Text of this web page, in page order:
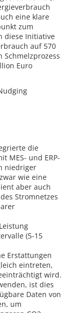
eine klare
zum
diese Initiative
auf 570
Schmelzprozess
Euro
die
MES- und ERP-
niedriger
wie eine
aber auch
Stromnetzes
(5-15
Erstattungen
eintreten,
wird.
ist dies
Daten von
um